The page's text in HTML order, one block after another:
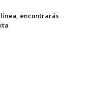
encontrarás